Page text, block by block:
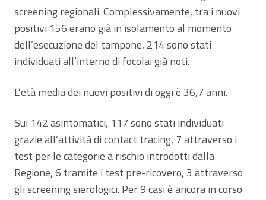
screening regionali. Complessivamente, tra i nuovi
positivi 156 erano già in isolamento al momento
dell’esecuzione del tampone, 214 sono stati
individuati all’interno di focolai già noti.
L’età media dei nuovi positivi di oggi è 36,7 anni.
Sui 142 asintomatici, 117 sono stati individuati
grazie all’attività di contact tracing, 7 attraverso i
test per le categorie a rischio introdotti dalla
Regione, 6 tramite i test pre-ricovero, 3 attraverso
gli screening sierologici. Per 9 casi è ancora in corso